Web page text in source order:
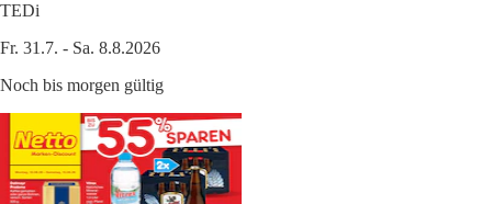
TEDi
Fr. 31.7. - Sa. 8.8.2026
Noch bis morgen gültig